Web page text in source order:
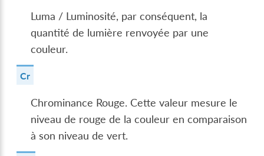
Luma / Luminosité, par conséquent, la
quantité de lumière renvoyée par une
couleur.
Cr
Chrominance Rouge. Cette valeur mesure le
niveau de rouge de la couleur en comparaison
à son niveau de vert.